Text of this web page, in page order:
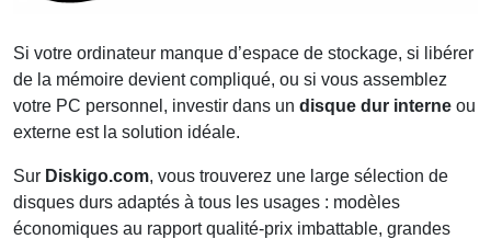
Si votre ordinateur manque d’espace de stockage, si libérer
de la mémoire devient compliqué, ou si vous assemblez
votre PC personnel, investir dans un disque dur interne ou
externe est la solution idéale.
Sur Diskigo.com, vous trouverez une large sélection de
disques durs adaptés à tous les usages : modèles
économiques au rapport qualité-prix imbattable, grandes